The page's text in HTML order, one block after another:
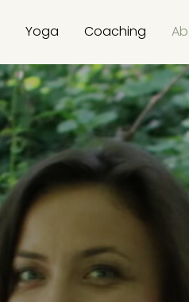
Yoga Coaching